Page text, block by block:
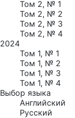
Том 2, № 1
Том 2, № 2
Том 2, № 3
Том 2, № 4
2024
Том 1, № 1
Том 1, № 2
Том 1, № 3
Том 1, № 4
Выбор языка
Английский
Русский